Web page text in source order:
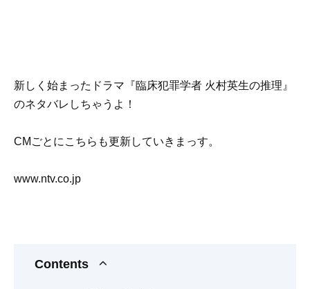
新しく始まったドラマ『臨床犯罪学者 火村英生の推理』
のネタバレしちゃうよ！
CMごとにこちらも更新していきまっす。
www.ntv.co.jp
Contents